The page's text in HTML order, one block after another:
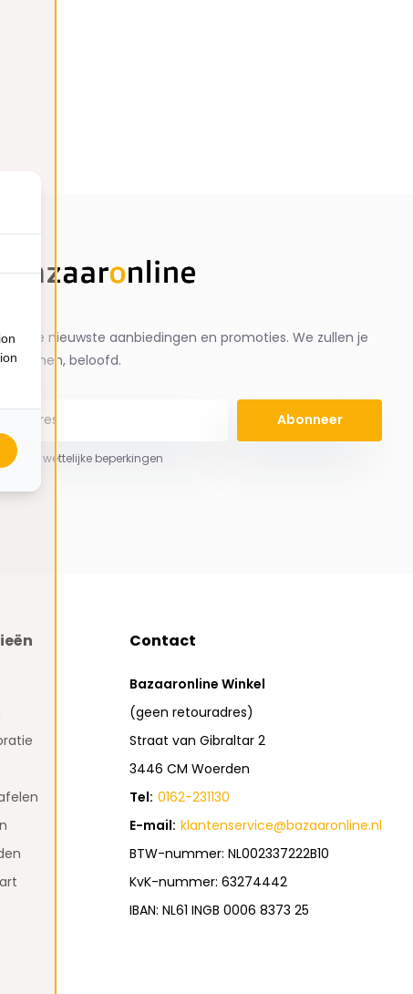
de nieuwste aanbiedingen en promoties. We zullen je
beloofd.
Abonneer
hier de wettelijke beperkingen
Contact
Bazaaronline Winkel
(geen retouradres)
Straat van Gibraltar 2
3446 CM Woerden
Tel: 0162-231130
E-mail: klantenservice@bazaaronline.nl
BTW-nummer: NL002337222B10
KvK-nummer: 63274442
IBAN: NL61 INGB 0006 8373 25